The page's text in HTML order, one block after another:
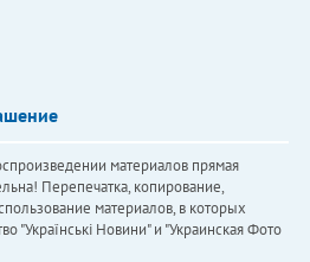
материалов прямая
Перепечатка, копирование,
материалов, в которых
"Українськi Новини" и "Украинская Фото